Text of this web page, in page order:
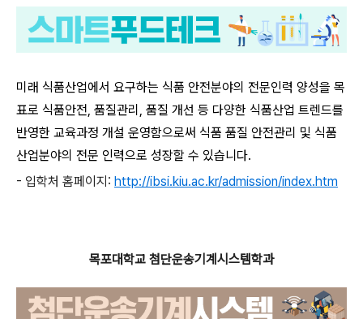
미래 식품산업에서 요구하는 식품 안전분야의 전문인력 양성을 목
표로 식품안전, 품질관리, 품질 개선 등 다양한 식품산업 트렌드를
반영한 교육과정 개설 운영함으로써 식품 품질 안전관리 및 식품
산업분야의 전문 인력으로 성장할 수 있습니다.
- 입학처 홈페이지: http://ibsi.kiu.ac.kr/admission/index.htm
목포대학교 첨단운송기계시스템학과